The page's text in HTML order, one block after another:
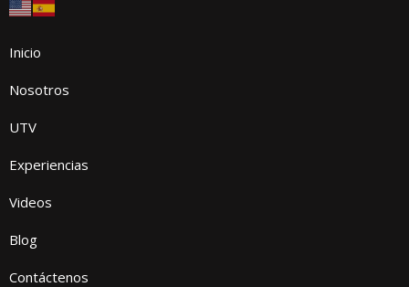
Inicio
Nosotros
UTV
Experiencias
Videos
Blog
Contáctenos